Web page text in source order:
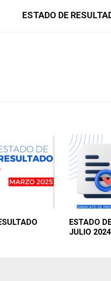
ESTADO DE
ESTADO
JULIO 2024